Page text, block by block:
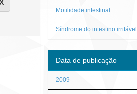
Motilidade intestinal
Síndrome do intestino irritável
Data de publicação
2009